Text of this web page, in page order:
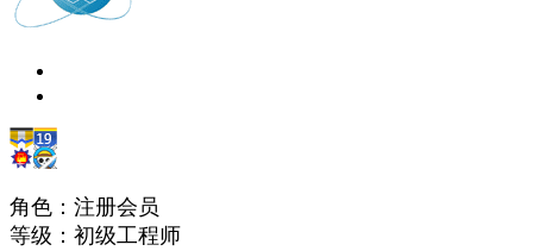
角色：注册会员
等级：初级工程师